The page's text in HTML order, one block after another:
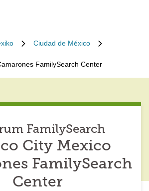
Ciudad de México
FamilySearch Center
FamilySearch
City Mexico
FamilySearch
Center